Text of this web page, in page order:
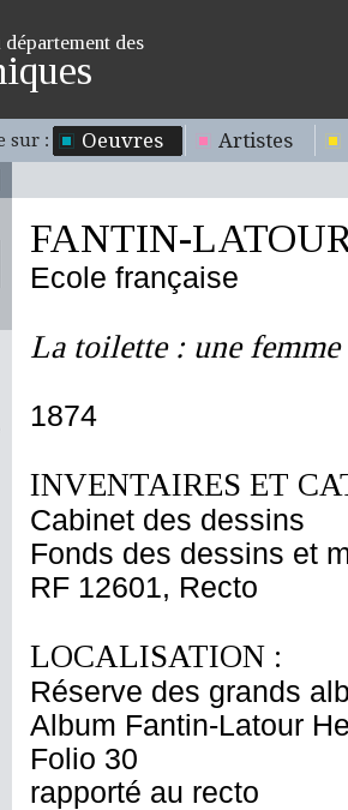
des
sur : Oeuvres Artistes
FANTIN-
Ecole française
La toilette : une
1874
INVENTAIRES ET
Cabinet des dessins
Fonds des dessins et
RF 12601, Recto
LOCALISATION :
Réserve des grands
Album Fantin-Latour
Folio 30
rapporté au recto